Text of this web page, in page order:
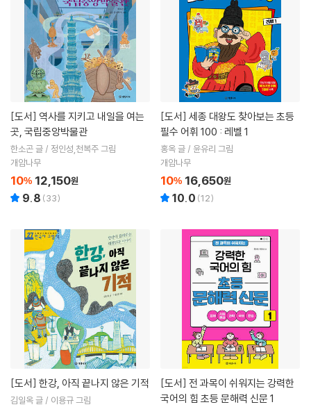
[도서]
곳, 국립중앙박물관
한소곤 글 / 정인성,천복주 그림
개암나무
10% 12,150원
9.8 (33)
[도서]
필수 어휘 100 : 레벨 1
홍옥 글 / 윤유리 그림
개암나무
10% 16,650원
10.0 (12)
[도서] 한강, 아직 끝나지 않은 기적
김일옥 글 / 이용규 그림
[도서]
국어의 힘 초등 문해력 신문 1